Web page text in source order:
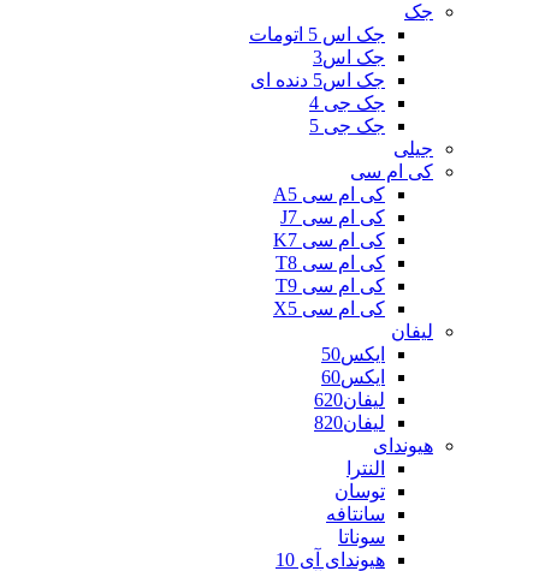
جک
جک اس 5 اتومات
جک اس3
جک اس5 دنده ای
جک جی 4
جک جی 5
جیلی
کی ام سی
کی ام سی A5
کی ام سی J7
کی ام سی K7
کی ام سی T8
کی ام سی T9
کی ام سی X5
لیفان
ایکس50
ایکس60
لیفان620
لیفان820
هیوندای
النترا
توسان
سانتافه
سوناتا
هیوندای آی 10